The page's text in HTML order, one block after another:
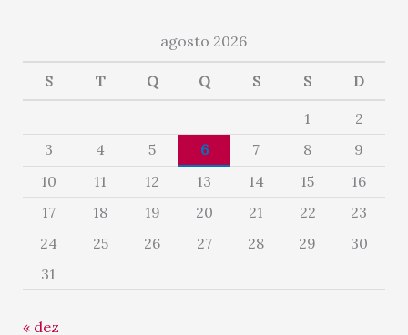
agosto 2026
S T Q Q S S D
1
2
3
4 5 6 7 8
9
10
11 12 13 14 15
16
17
18 19 20 21 22
23
24
25 26 27 28 29
30
31
« dez